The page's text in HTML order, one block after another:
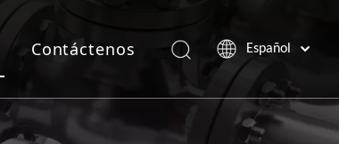
Contáctenos
Español
Pусский
Français